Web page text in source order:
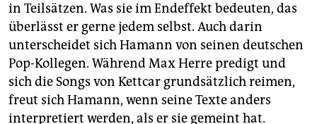
in Teilsätzen. Was sie im Endeffekt bedeuten, das
überlässt er gerne jedem selbst. Auch darin
unterscheidet sich Hamann von seinen deutschen
Pop-Kollegen. Während Max Herre predigt und
sich die Songs von Kettcar grundsätzlich reimen,
freut sich Hamann, wenn seine Texte anders
interpretiert werden, als er sie gemeint hat.